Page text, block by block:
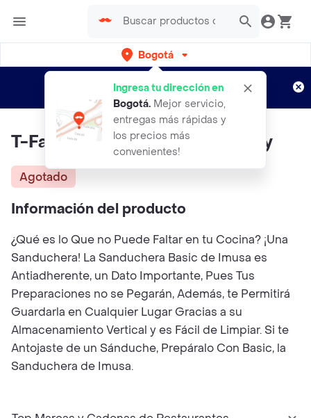
Bogotá
Ingresa tu dirección en
Bogotá. Mejor servicio,
entregas más rápidas y
los precios más
convenientes!
envíos gratis por semanas
Aplican TyC
T-Fal Set De Accesorios Easyfry
Agotado
Información del producto
¿Qué es lo Que no Puede Faltar en tu Cocina? ¡Una
Sanduchera! La Sanduchera Basic de Imusa es
Antiadherente, un Dato Importante, Pues Tus
Preparaciones no se Pegarán, Además, te Permitirá
Guardarla en Cualquier Lugar Gracias a su
Almacenamiento Vertical y es Fácil de Limpiar. Si te
Antojaste de un Sánduche, Prepáralo Con Basic, la
Sanduchera de Imusa.